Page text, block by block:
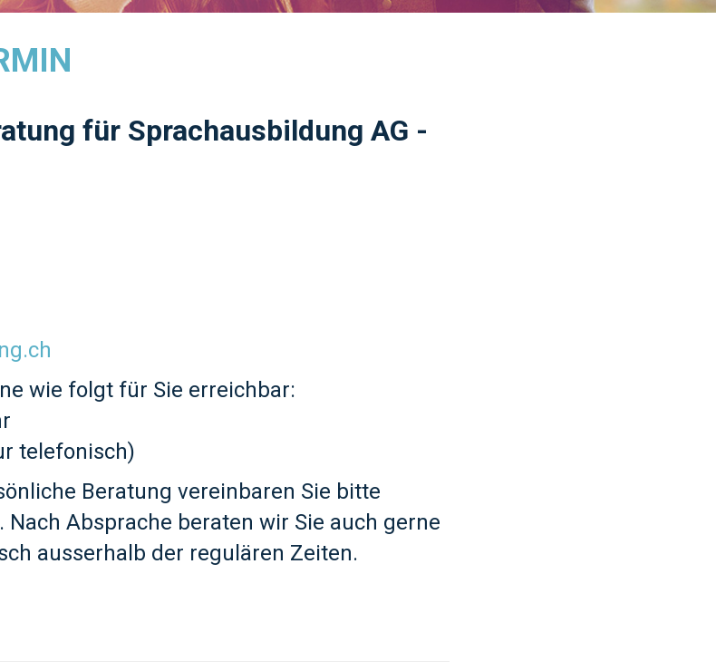
für Sprachausbildung AG -
wie folgt für Sie erreichbar:
telefonisch)
Beratung vereinbaren Sie bitte
Absprache beraten wir Sie auch gerne
ausserhalb der regulären Zeiten.